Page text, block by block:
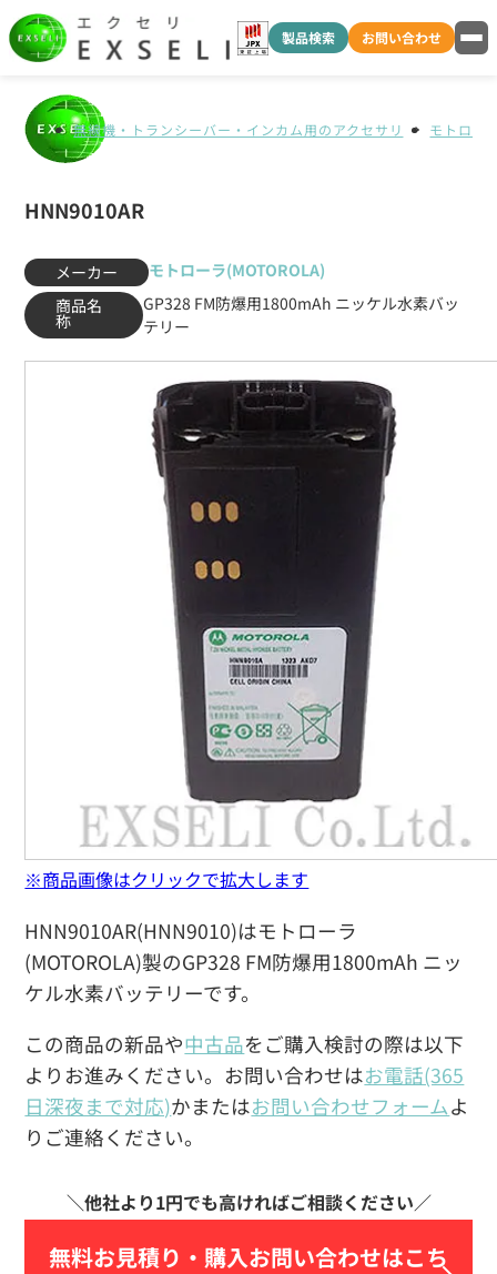
製品検索 お問い合わせ
無線機・トランシーバー・インカム用のアクセサリ モトロー
HNN9010AR
メーカー
モトローラ(MOTOROLA)
商品名
称
GP328 FM防爆用1800mAh ニッケル水素バッ
テリー
HNN9010AR(HNN9010)はモトローラ
(MOTOROLA)製のGP328 FM防爆用1800mAh ニッ
ケル水素バッテリーです。
この商品の新品や中古品をご購入検討の際は以下
よりお進みください。お問い合わせはお電話(365
日深夜まで対応)かまたはお問い合わせフォームよ
りご連絡ください。
無料お見積り・ 購入お問い合わせはこち
※商品画像はクリックで拡大します